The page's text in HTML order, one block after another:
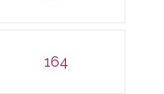
164